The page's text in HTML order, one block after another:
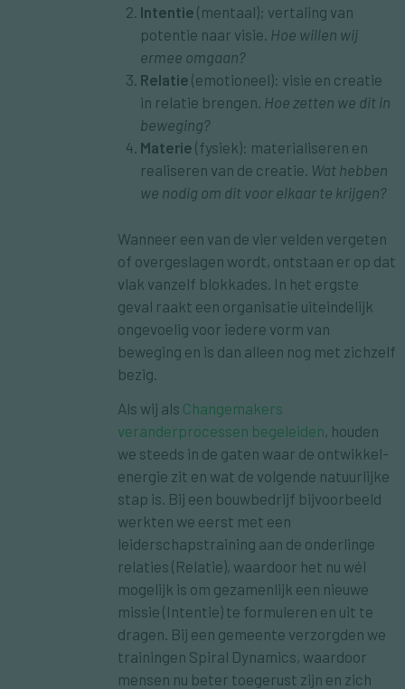
Intentie(mentaal); vertaling van
potentie naar visie. Hoe willen wij
ermee omgaan?
Relatie (emotioneel): visie en creatie
in relatie brengen. Hoe zetten we dit in
beweging?
Materie (fysiek): materialiseren en
realiseren van de creatie. Wat hebben
we nodig om dit voor elkaar te krijgen?
Wanneer een van de vier velden vergeten
of overgeslagen wordt, ontstaan er op dat
vlak vanzelf blokkades. In het ergste
geval raakt een organisatie uiteindelijk
ongevoelig voor iedere vorm van
beweging en is dan alleen nog met zichzelf
bezig.
Als wij als Changemakers
veranderprocessen begeleiden, houden
we steeds in de gaten waar de ontwikkel-
energie zit en wat de volgende natuurlijke
stap is. Bij een bouwbedrijf bijvoorbeeld
werkten we eerst met een
leiderschapstraining aan de onderlinge
relaties (Relatie), waardoor het nu wél
mogelijk is om gezamenlijk een nieuwe
missie (Intentie) te formuleren en uit te
dragen. Bij een gemeente verzorgden we
trainingen Spiral Dynamics, waardoor
mensen nu beter toegerust zijn en zich